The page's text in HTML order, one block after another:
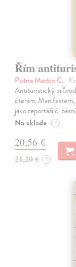
Řím
Putna Martin C. |
Antituristický
čtením.
jako reportáží či
Na sklade ?
20,56 €
21,20 € ?